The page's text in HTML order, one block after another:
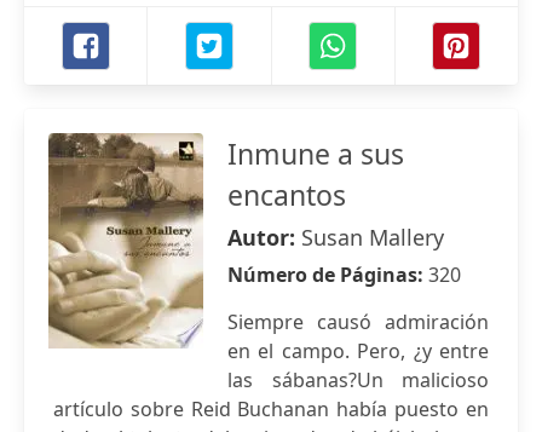
Inmune a sus
encantos
Autor: Susan Mallery
Número de Páginas: 320
Siempre causó admiración
en el campo. Pero, ¿y entre
las sábanas?Un malicioso
artículo sobre Reid Buchanan había puesto en